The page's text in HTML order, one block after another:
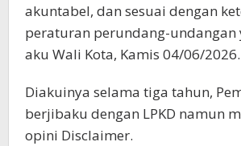
akuntabel, dan sesuai dengan
peraturan perundang-undangan
aku Wali Kota, Kamis 04/06/2026.
Diakuinya selama tiga tahun,
berjibaku dengan LPKD namun
opini Disclaimer.